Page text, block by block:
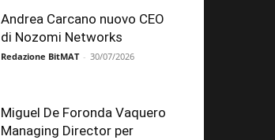
Andrea Carcano nuovo CEO
di Nozomi Networks
Redazione BitMAT - 30/07/2026
Miguel De Foronda Vaquero
Managing Director per